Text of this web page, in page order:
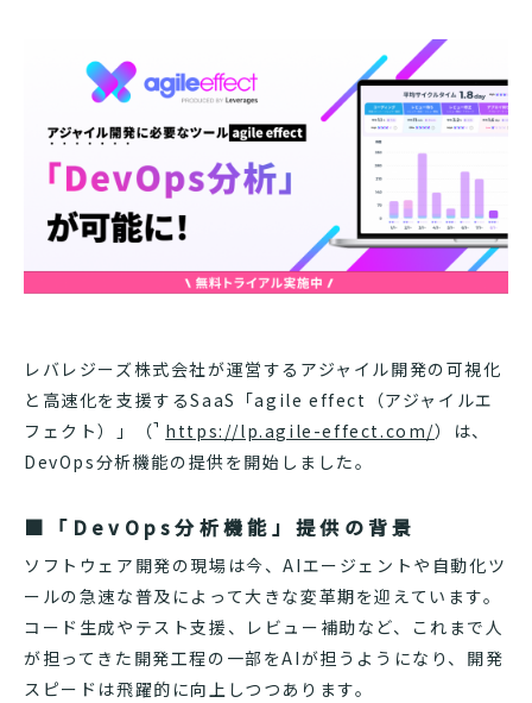
レバレジーズ株式会社が運営するアジャイル開発の可視化
と高速化を支援するSaaS「agile effect（アジャイルエ
フェクト）」（ https://lp.agile-effect.com/）は、
DevOps分析機能の提供を開始しました。
■「DevOps分析機能」提供の背景
ソフトウェア開発の現場は今、AIエージェントや自動化ツ
ールの急速な普及によって大きな変革期を迎えています。
コード生成やテスト支援、レビュー補助など、これまで人
が担ってきた開発工程の一部をAIが担うようになり、開発
スピードは飛躍的に向上しつつあります。